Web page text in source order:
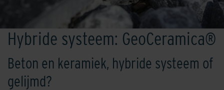
Hybride systeem: GeoCeramica®
Beton en keramiek, hybride systeem of
gelijmd?